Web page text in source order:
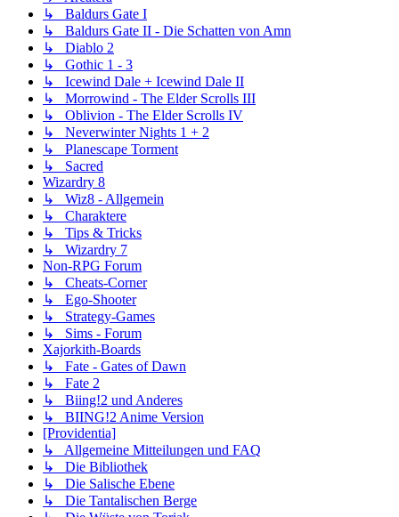
↳ Baldurs Gate I
↳ Baldurs Gate II - Die Schatten von Amn
↳ Diablo 2
↳ Gothic 1 - 3
↳ Icewind Dale + Icewind Dale II
↳ Morrowind - The Elder Scrolls III
↳ Oblivion - The Elder Scrolls IV
↳ Neverwinter Nights 1 + 2
↳ Planescape Torment
↳ Sacred
Wizardry 8
↳ Wiz8 - Allgemein
↳ Charaktere
↳ Tips & Tricks
↳ Wizardry 7
Non-RPG Forum
↳ Cheats-Corner
↳ Ego-Shooter
↳ Strategy-Games
↳ Sims - Forum
Xajorkith-Boards
↳ Fate - Gates of Dawn
↳ Fate 2
↳ Biing!2 und Anderes
↳ BIING!2 Anime Version
[Providentia]
↳ Allgemeine Mitteilungen und FAQ
↳ Die Bibliothek
↳ Die Salische Ebene
↳ Die Tantalischen Berge